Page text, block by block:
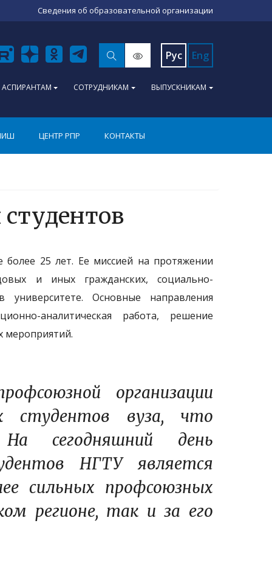
Сведения об образовательной организации
Рус Eng
АСПИРАНТАМ СОТРУДНИКАМ ВЫПУСКНИКАМ
ЦЕНТР РПР КОНТАКТЫ
более 25 лет. Ее миссией на протяжении
и иных гражданских, социально-
Основные направления
аналитическая работа, решение
мероприятий.
организации
студентов вуза, что
сегодняшний день
НГТУ является
сильных профсоюзных
регионе, так и за его